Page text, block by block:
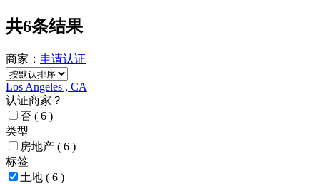
共6条结果
商家： 申请认证
Los Angeles , CA
认证商家？
否 ( 6 )
类型
房地产 ( 6 )
标签
土地 ( 6 )